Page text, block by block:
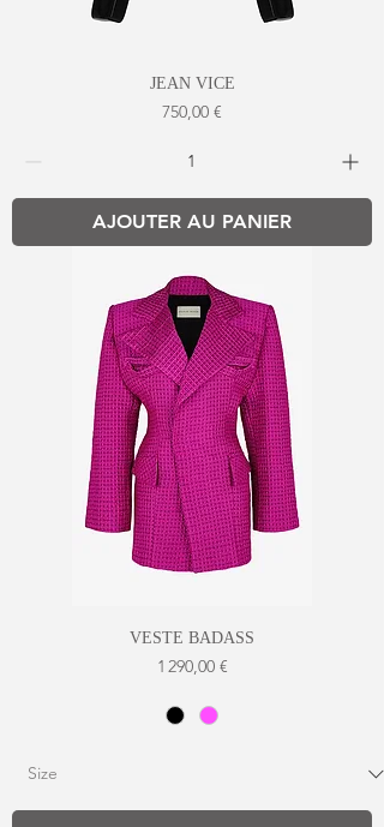
JEAN VICE
Prix
750,00 €
AJOUTER AU PANIER
VESTE BADASS
Prix
1 290,00 €